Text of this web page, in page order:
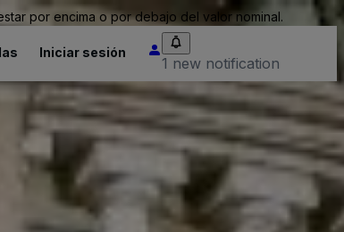
por encima o por debajo del valor nominal.
Iniciar sesión
1 new notification